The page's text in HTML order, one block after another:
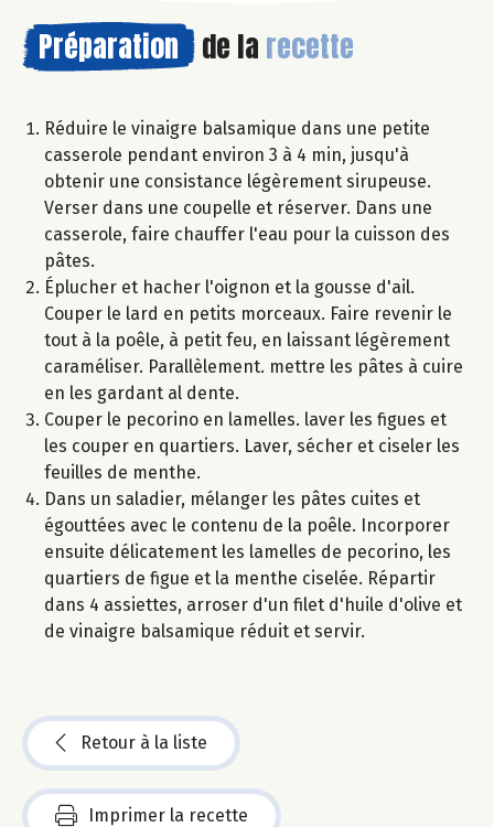
Préparation de la recette
Réduire le vinaigre balsamique dans une petite
casserole pendant environ 3 à 4 min, jusqu'à
obtenir une consistance légèrement sirupeuse.
Verser dans une coupelle et réserver. Dans une
casserole, faire chauffer l'eau pour la cuisson des
pâtes.
Éplucher et hacher l'oignon et la gousse d'ail.
Couper le lard en petits morceaux. Faire revenir le
tout à la poêle, à petit feu, en laissant légèrement
caraméliser. Parallèlement. mettre les pâtes à cuire
en les gardant al dente.
Couper le pecorino en lamelles. laver les figues et
les couper en quartiers. Laver, sécher et ciseler les
feuilles de menthe.
Dans un saladier, mélanger les pâtes cuites et
égouttées avec le contenu de la poêle. Incorporer
ensuite délicatement les lamelles de pecorino, les
quartiers de figue et la menthe ciselée. Répartir
dans 4 assiettes, arroser d'un filet d'huile d'olive et
de vinaigre balsamique réduit et servir.
Retour à la liste
Imprimer la recette